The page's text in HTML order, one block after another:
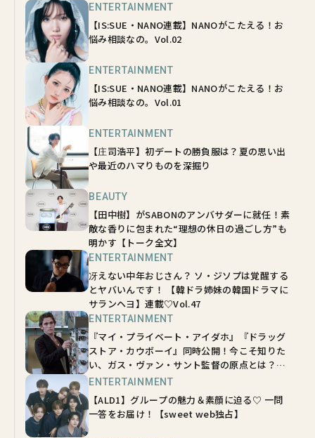
ENTERTAINMENT
【IS:SUE・NANO連載】NANOがこたえる！お
悩み相談なの。Vol.02
ENTERTAINMENT
【IS:SUE・NANO連載】NANOがこたえる！お
悩み相談なの。Vol.01
ENTERTAINMENT
【庄司浩平】初デートの勝負服は？夏の思い出
や最近のハマりものを深掘り
BEAUTY
【田中樹】がSABONのアンバサダーに就任！素
敵な香りに包まれた“理想の休日の過ごし方”も
明かす【トーク全文】
ENTERTAINMENT
冴えない中年おじさん？ ソ・ジソプは覚醒する
とヤバいんです！ 【韓ドラ姉妹の韓国ドラマに
サランヘヨ】連載♡Vol.47
ENTERTAINMENT
『マイ・プライベート・アイダホ』『ドラッグ
ストア・カウボーイ』同時公開！今こそ知りた
い、ガス・ヴァン・サント監督の原点とは？
【sweetムービーインタビュー】
ENTERTAINMENT
【ALD1】グループの魅力＆素顔に迫る♡ 一問
一答をお届け！【sweet web独占】